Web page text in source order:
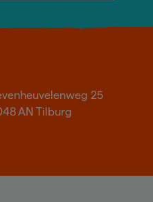
25
AN Tilburg